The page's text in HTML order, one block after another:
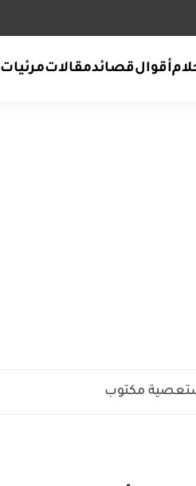
أقوالقصائدمقالاتمرئيات
مكتوب